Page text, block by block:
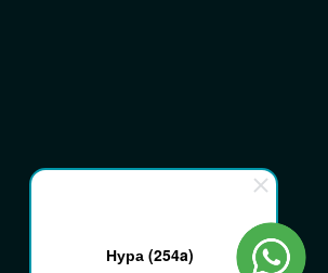
Нура (254a)